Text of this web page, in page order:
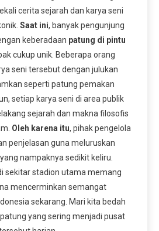
cerita sejarah dan karya seni
Saat ini, banyak pengunjung
keberadaan patung di pintu
cukup unik. Beberapa orang
seni tersebut dengan julukan
seperti patung pemakan
setiap karya seni di area publik
sejarah dan makna filosofis
Oleh karena itu, pihak pengelola
penjelasan guna meluruskan
nampaknya sedikit keliru.
sekitar stadion utama memang
mencerminkan semangat
sekarang. Mari kita bedah
yang sering menjadi pusat